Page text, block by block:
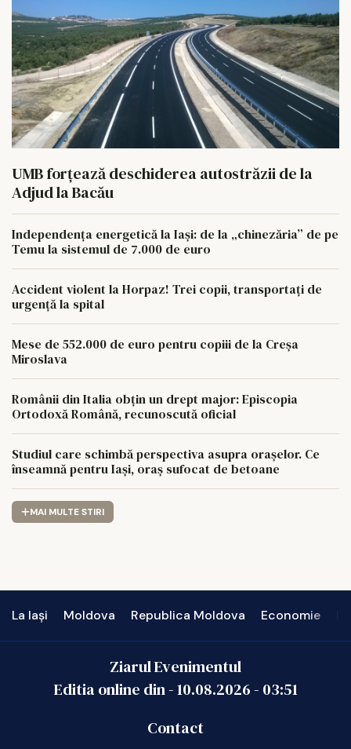
UMB forțează deschiderea autostrăzii de la
Adjud la Bacău
Independența energetică la Iași: de la „chinezăria” de pe
Temu la sistemul de 7.000 de euro
Accident violent la Horpaz! Trei copii, transportați de
urgență la spital
Mese de 552.000 de euro pentru copiii de la Creșa
Miroslava
Românii din Italia obțin un drept major: Episcopia
Ortodoxă Română, recunoscută oficial
Studiul care schimbă perspectiva asupra orașelor. Ce
înseamnă pentru Iași, oraș sufocat de betoane
MAI MULTE STIRI
La Iași Moldova Republica Moldova Economie
Ziarul Evenimentul
Editia online din -10.08.2026- 03:51
Contact